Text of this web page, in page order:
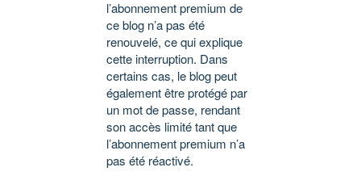
l’abonnement premium de
ce blog n’a pas été
renouvelé, ce qui explique
cette interruption. Dans
certains cas, le blog peut
également être protégé par
un mot de passe, rendant
son accès limité tant que
l’abonnement premium n’a
pas été réactivé.